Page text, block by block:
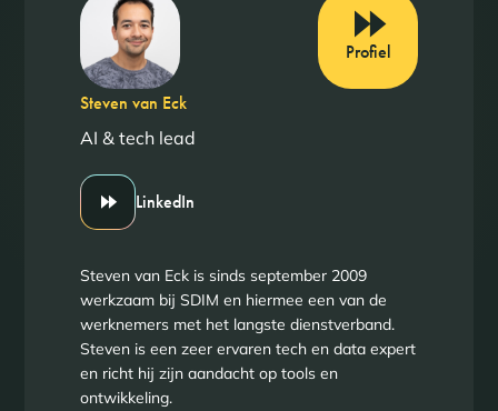
Steven van Eck
AI & tech lead
LinkedIn
Profiel
Steven van Eck is sinds september 2009
werkzaam bij SDIM en hiermee een van de
werknemers met het langste dienstverband.
Steven is een zeer ervaren tech en data expert
en richt hij zijn aandacht op tools en
ontwikkeling.